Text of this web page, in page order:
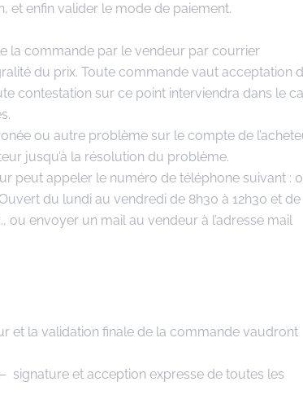
et enfin valider le mode de paiement.
la commande par le vendeur par courrier
du prix. Toute commande vaut acceptation
contestation sur ce point interviendra dans le
ou autre problème sur le compte de
jusqu’à la résolution du problème.
peut appeler le numéro de téléphone suivant :
du lundi au vendredi de 8h30 à 12h30 et de
ou envoyer un mail au vendeur à l’adresse mail
et la validation finale de la commande vaudront
signature et acception expresse de toutes les